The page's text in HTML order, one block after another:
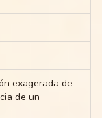
exagerada de
de un